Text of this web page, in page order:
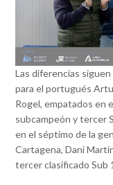
Las diferencias
para el portugués
Rogel, empatados en
subcampeón y tercer
en el séptimo de la
Cartagena, Dani
tercer clasificado Sub